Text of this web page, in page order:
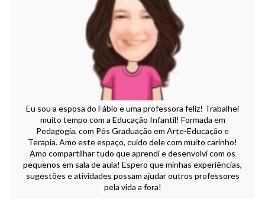
Eu sou a esposa do Fábio e uma professora feliz! Trabalhei
muito tempo com a Educação Infantil! Formada em
Pedagogia, com Pós Graduação em Arte-Educação e
Terapia. Amo este espaço, cuido dele com muito carinho!
Amo compartilhar tudo que aprendi e desenvolvi com os
pequenos em sala de aula! Espero que minhas experiências,
sugestões e atividades possam ajudar outros professores
pela vida a fora!